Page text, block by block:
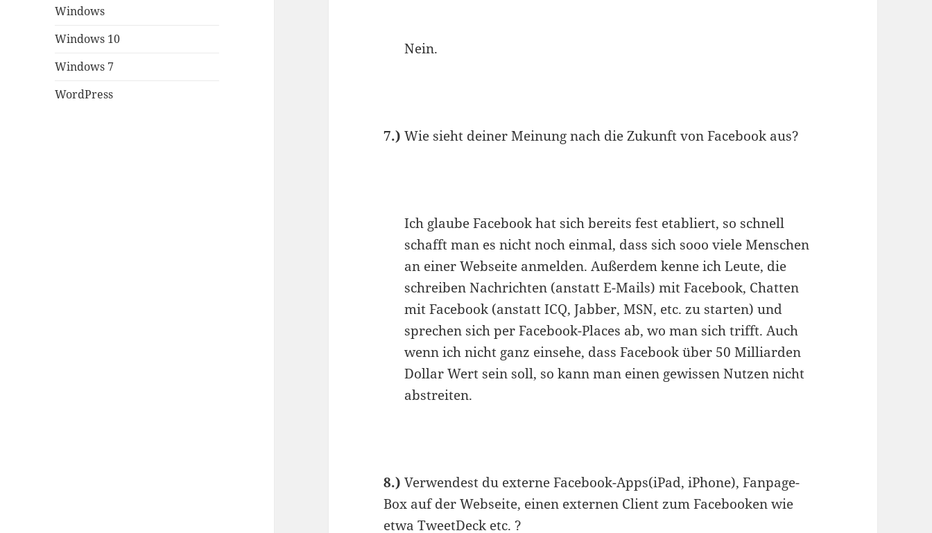
Windows
Windows 10
Windows 7
WordPress
Nein.
7.) Wie sieht deiner Meinung nach die Zukunft von Facebook aus?
Ich glaube Facebook hat sich bereits fest etabliert, so schnell
schafft man es nicht noch einmal, dass sich sooo viele Menschen
an einer Webseite anmelden. Außerdem kenne ich Leute, die
schreiben Nachrichten (anstatt E-Mails) mit Facebook, Chatten
mit Facebook (anstatt ICQ, Jabber, MSN, etc. zu starten) und
sprechen sich per Facebook-Places ab, wo man sich trifft. Auch
wenn ich nicht ganz einsehe, dass Facebook über 50 Milliarden
Dollar Wert sein soll, so kann man einen gewissen Nutzen nicht
abstreiten.
8.) Verwendest du externe Facebook-Apps(iPad, iPhone), Fanpage-
Box auf der Webseite, einen externen Client zum Facebooken wie
etwa TweetDeck etc. ?